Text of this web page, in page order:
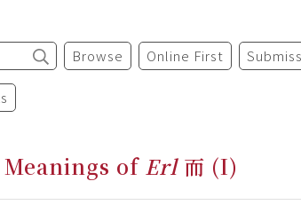
Browse Online First
ofErl而 (I)